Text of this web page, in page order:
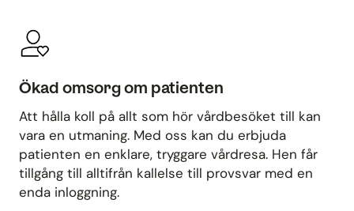
Ökad omsorg om patienten
Att hålla koll på allt som hör vårdbesöket till kan
vara en utmaning. Med oss kan du erbjuda
patienten en enklare, tryggare vårdresa. Hen får
tillgång till alltifrån kallelse till provsvar med en
enda inloggning.